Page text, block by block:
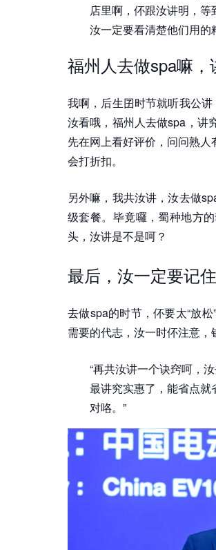
店里啊，伓跟汝讲明，等
汝一定要看清楚他们用的
福州人去做spa嘛，
我啊，后生囝时节就听我公
汝看哦，福州人去做spa，讲
先在网上看好评价，问问熟
会打折扣。
另外嘛，我共汝讲，汝去做
级套餐。毕竟囉，蜀种地方
头，汝讲是不是呵？
最后，汝一定要记
去做spa的时节，伓要太“放
需要的代志，汝一时伓注意，
“再共汝讲一个诀窍呵，
最讲究实惠了，能省点
对咯。”